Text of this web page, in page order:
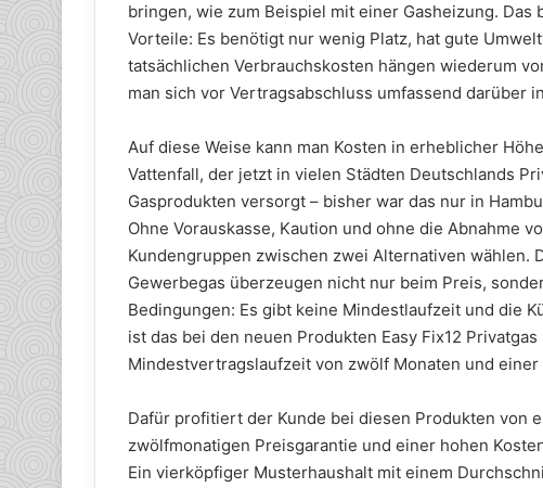
bringen, wie zum Beispiel mit einer Gasheizung.
Vorteile: Es benötigt nur wenig Platz, hat gute
tatsächlichen Verbrauchskosten hängen wiederum
man sich vor Vertragsabschluss umfassend darüber
Auf diese Weise kann man Kosten in erheblicher
Vattenfall, der jetzt in vielen Städten Deutschlands
Gasprodukten versorgt – bisher war das nur in
Ohne Vorauskasse, Kaution und ohne die Abnahme
Kundengruppen zwischen zwei Alternativen wählen.
Gewerbegas überzeugen nicht nur beim Preis,
Bedingungen: Es gibt keine Mindestlaufzeit und die
ist das bei den neuen Produkten Easy Fix12
Mindestvertragslaufzeit von zwölf Monaten und
Dafür profitiert der Kunde bei diesen Produkten von
zwölfmonatigen Preisgarantie und einer hohen
Ein vierköpfiger Musterhaushalt mit einem